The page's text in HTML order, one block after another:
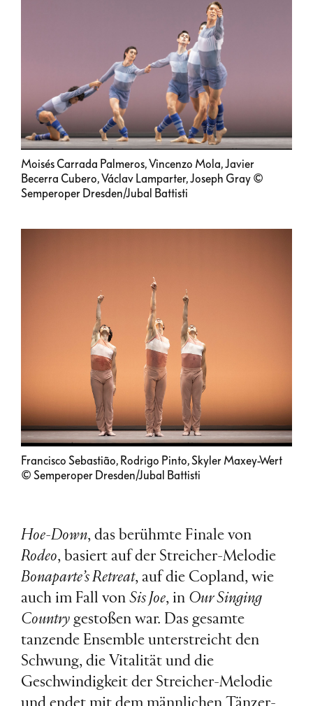
Moisés Carrada Palmeros, Vincenzo Mola, Javier
Becerra Cubero, Václav Lamparter, Joseph Gray ©
Semperoper Dresden/Jubal Battisti
Francisco Sebastião, Rodrigo Pinto, Skyler Maxey-Wert
© Semperoper Dresden/Jubal Battisti
Hoe-Down, das berühmte Finale von
Rodeo, basiert auf der Streicher-Melodie
Bonaparte’s Retreat, auf die Copland, wie
auch im Fall von Sis Joe, in Our Singing
Country gestoßen war. Das gesamte
tanzende Ensemble unterstreicht den
Schwung, die Vitalität und die
Geschwindigkeit der Streicher-Melodie